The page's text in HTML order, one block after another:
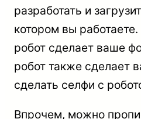
разработать и
котором вы
робот сделает ваше
робот также сделает
сделать селфи с
Впрочем, можно